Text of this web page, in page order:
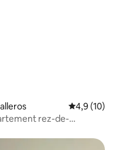
Évaluation
4,9 (10)
rez-de-